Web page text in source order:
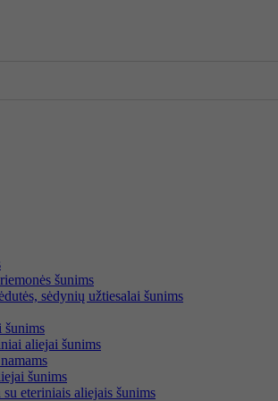
šunims
sėdynių užtiesalai šunims
šunims
aliejai šunims
šunims
eteriniais aliejais šunims